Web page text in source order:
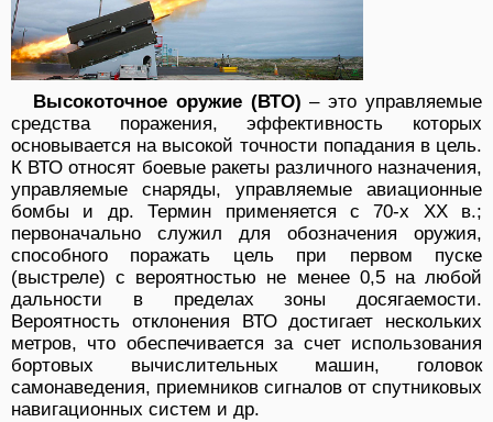
Высокоточное оружие (ВТО) – это управляемые
средства поражения, эффективность которых
основывается на высокой точности попадания в цель.
К ВТО относят боевые ракеты различного назначения,
управляемые снаряды, управляемые авиационные
бомбы и др. Термин применяется с 70-х XX в.;
первоначально служил для обозначения оружия,
способного поражать цель при первом пуске
(выстреле) с вероятностью не менее 0,5 на любой
дальности в пределах зоны досягаемости.
Вероятность отклонения ВТО достигает нескольких
метров, что обеспечивается за счет использования
бортовых вычислительных машин, головок
самонаведения, приемников сигналов от спутниковых
навигационных систем и др.